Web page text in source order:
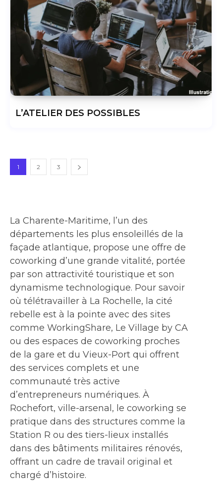
L’ATELIER DES POSSIBLES
1 2 3
La Charente-Maritime, l’un des
départements les plus ensoleillés de la
façade atlantique, propose une offre de
coworking d’une grande vitalité, portée
par son attractivité touristique et son
dynamisme technologique. Pour savoir
où télétravailler à La Rochelle, la cité
rebelle est à la pointe avec des sites
comme WorkingShare, Le Village by CA
ou des espaces de coworking proches
de la gare et du Vieux-Port qui offrent
des services complets et une
communauté très active
d’entrepreneurs numériques. À
Rochefort, ville-arsenal, le coworking se
pratique dans des structures comme la
Station R ou des tiers-lieux installés
dans des bâtiments militaires rénovés,
offrant un cadre de travail original et
chargé d’histoire.